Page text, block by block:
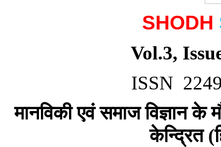
SHODH
Vol.3,
ISSN
मानविकी एवं समाज विज्ञान
केन्द्रित